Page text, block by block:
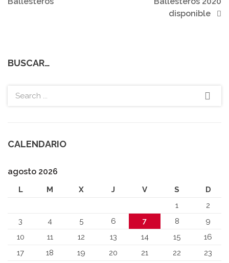
disponible
BUSCAR…
CALENDARIO
agosto 2026
L M X J V S
D
1
2
3
4 5 6 7 8
9
10
11 12 13 14 15
16
17
18 19 20 21 22
23